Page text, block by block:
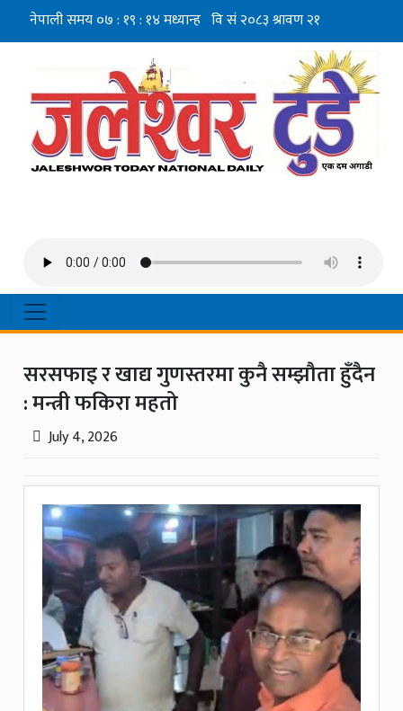
सरसफाइ र खाद्य गुणस्तरमा कुनै सम्झौता हुँदैन
: मन्त्री फकिरा महतो
July 4, 2026